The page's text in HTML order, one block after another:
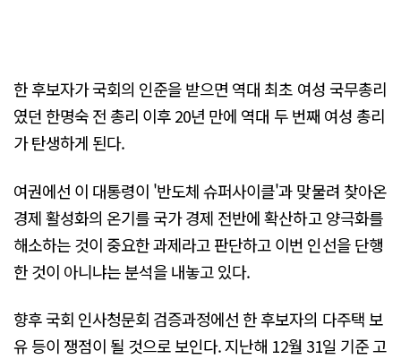
한 후보자가 국회의 인준을 받으면 역대 최초 여성 국무총리
였던 한명숙 전 총리 이후 20년 만에 역대 두 번째 여성 총리
가 탄생하게 된다.
여권에선 이 대통령이 '반도체 슈퍼사이클'과 맞물려 찾아온
경제 활성화의 온기를 국가 경제 전반에 확산하고 양극화를
해소하는 것이 중요한 과제라고 판단하고 이번 인선을 단행
한 것이 아니냐는 분석을 내놓고 있다.
향후 국회 인사청문회 검증과정에선 한 후보자의 다주택 보
유 등이 쟁점이 될 것으로 보인다. 지난해 12월 31일 기준 고